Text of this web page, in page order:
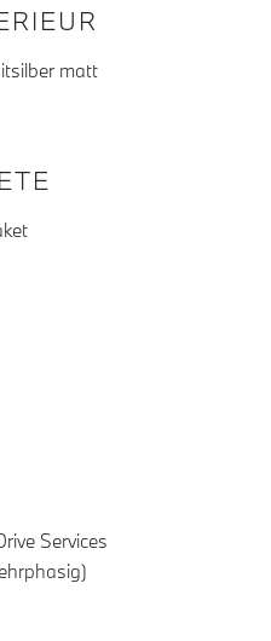
matt
Services